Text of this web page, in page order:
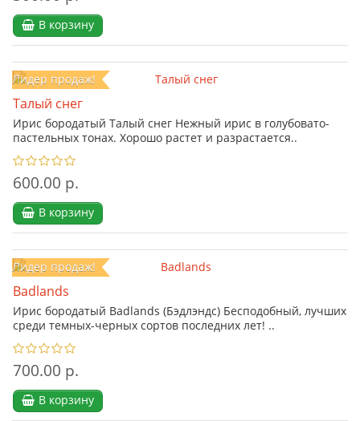
В корзину
Лидер продаж!
Талый снег
Ирис бородатый Талый снег Нежный ирис в голубовато-
пастельных тонах. Хорошо растет и разрастается..
600.00 р.
В корзину
Лидер продаж!
Badlands
Ирис бородатый Badlands (Бэдлэндс) Бесподобный, лучших
среди темных-черных сортов последних лет! ..
700.00 р.
В корзину